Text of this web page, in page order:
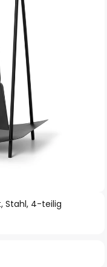
Stahl, 4-teilig